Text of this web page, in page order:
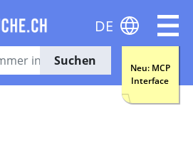
Suchen
Neu: MCP
Interface
DE